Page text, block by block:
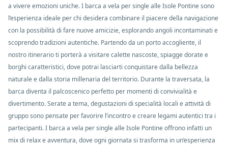
a vivere emozioni uniche. I barca a vela per single alle Isole Pontine sono
l’esperienza ideale per chi desidera combinare il piacere della navigazione
con la possibilità di fare nuove amicizie, esplorando angoli incontaminati e
scoprendo tradizioni autentiche. Partendo da un porto accogliente, il
nostro itinerario ti porterà a visitare calette nascoste, spiagge dorate e
borghi caratteristici, dove potrai lasciarti conquistare dalla bellezza
naturale e dalla storia millenaria del territorio. Durante la traversata, la
barca diventa il palcoscenico perfetto per momenti di convivialità e
divertimento. Serate a tema, degustazioni di specialità locali e attività di
gruppo sono pensate per favorire l’incontro e creare legami autentici tra i
partecipanti. I barca a vela per single alle Isole Pontine offrono infatti un
mix di relax e avventura, dove ogni giornata si trasforma in un’esperienza